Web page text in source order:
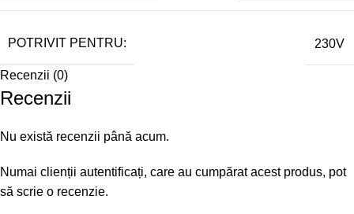
POTRIVIT PENTRU: 230V
Recenzii (0)
Recenzii
Nu există recenzii până acum.
Numai clienții autentificați, care au cumpărat acest produs, pot
să scrie o recenzie.